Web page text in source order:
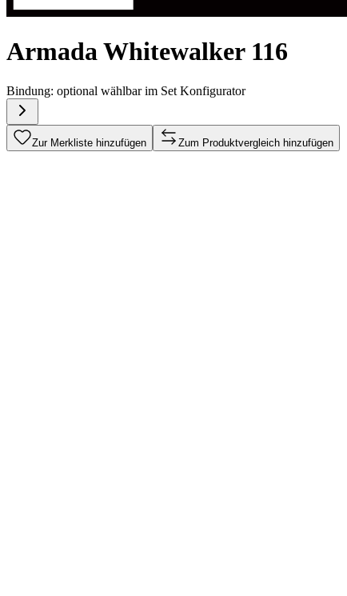
Armada Whitewalker 116
Bindung: optional wählbar im Set Konfigurator
Zur Merkliste hinzufügen Zum Produktvergleich hinzufügen